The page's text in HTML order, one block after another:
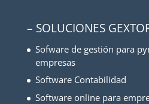
– SOLUCIONES
Sofware de gestión para
empresas
Software Contabilidad
Software online para